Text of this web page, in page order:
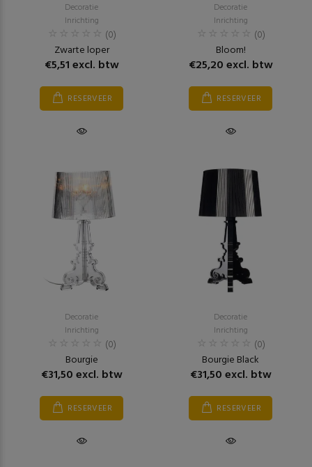
Decoratie
Inrichting
(0)
Zwarte loper
€5,51 excl. btw
RESERVEER
Decoratie
Inrichting
(0)
Bloom!
€25,20 excl. btw
RESERVEER
Decoratie
Inrichting
(0)
Bourgie
€31,50 excl. btw
RESERVEER
Decoratie
Inrichting
(0)
Bourgie Black
€31,50 excl. btw
RESERVEER